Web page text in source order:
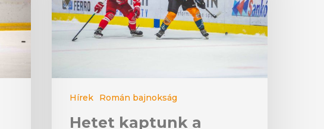
Hírek Román bajnokság
Hetet kaptunk a